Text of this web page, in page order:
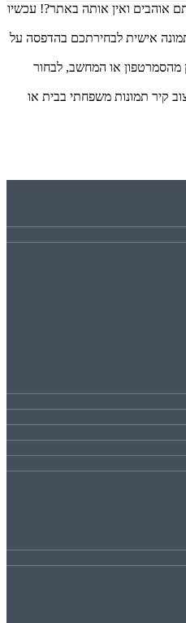
אוהבים ואין אותה באתר?! עכשיו
אישית לבחירתכם בהדפסה על
מהסמרטפון או המחשב, לבחור
קיר תמונות משפחתי בבית או